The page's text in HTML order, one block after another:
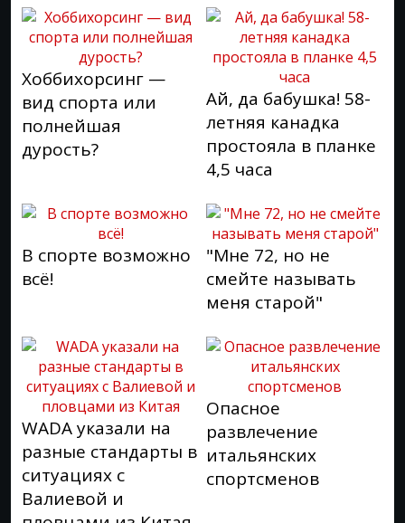
Хоббихорсинг —
вид спорта или
полнейшая
дурость?
Ай, да бабушка! 58-
летняя канадка
простояла в планке
4,5 часа
В спорте возможно
всё!
"Мне 72, но не
смейте называть
меня старой"
WADA указали на
разные стандарты в
ситуациях с
Валиевой и
Опасное
развлечение
итальянских
спортсменов